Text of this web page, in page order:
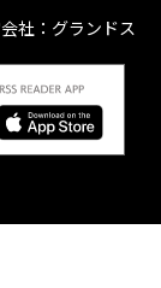
社：グランドス